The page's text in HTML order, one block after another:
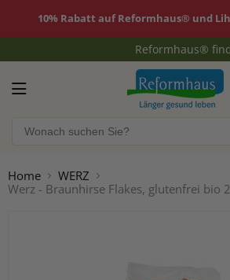
10% Rabatt auf Reformhaus® und
Reformhaus®
Home
WERZ
Werz - Braunhirse Flakes, glutenfrei bio